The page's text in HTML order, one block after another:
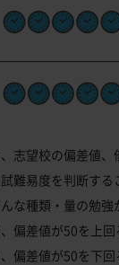
志望校の偏差値
難易度を判断する
な種類・量の勉
偏差値が50を上
偏差値が50を下